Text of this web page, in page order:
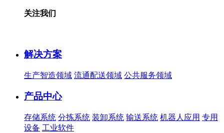
关注我们
解决方案
生产智造领域 流通配送领域 公共服务领域
产品中心
存储系统 分拣系统 装卸系统 输送系统 机器人应用 专用
设备 工业软件